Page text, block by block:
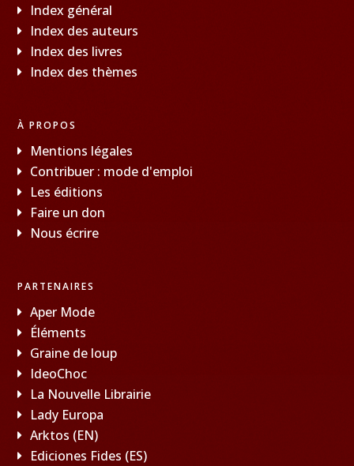
Index général
Index des auteurs
Index des livres
Index des thèmes
À PROPOS
Mentions légales
Contribuer : mode d'emploi
Les éditions
Faire un don
Nous écrire
PARTENAIRES
Aper Mode
Éléments
Graine de loup
IdeoChoc
La Nouvelle Librairie
Lady Europa
Arktos (EN)
Ediciones Fides (ES)